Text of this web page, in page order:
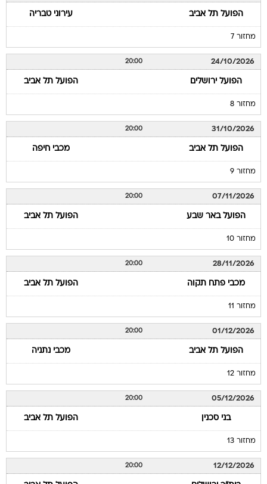
הפועל תל אביב עירוני טבריה
מחזור 7
24/10/2026
20:00
הפועל ירושלים הפועל תל אביב
מחזור 8
31/10/2026
20:00
הפועל תל אביב מכבי חיפה
מחזור 9
07/11/2026
20:00
הפועל באר שבע הפועל תל אביב
מחזור 10
28/11/2026
20:00
מכבי פתח תקוה הפועל תל אביב
מחזור 11
01/12/2026
20:00
הפועל תל אביב מכבי נתניה
מחזור 12
05/12/2026
20:00
בני סכנין הפועל תל אביב
מחזור 13
12/12/2026
20:00